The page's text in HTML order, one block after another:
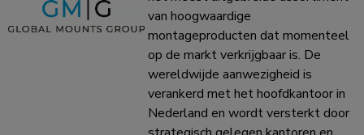
van hoogwaardige
montageproducten dat momenteel
op de markt verkrijgbaar is. De
wereldwijde aanwezigheid is
verankerd met het hoofdkantoor in
Nederland en wordt versterkt door